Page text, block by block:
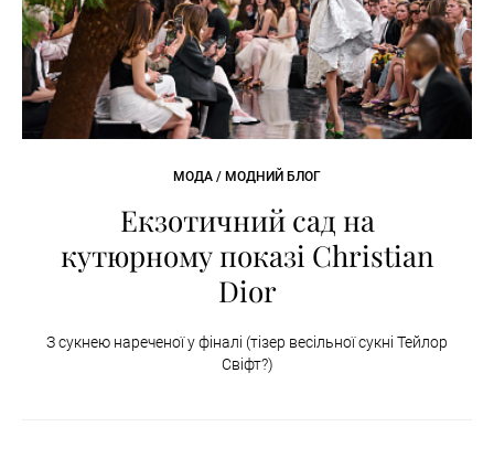
МОДА / МОДНИЙ БЛОГ
Екзотичний сад на
кутюрному показі Christian
Dior
З сукнею нареченої у фіналі (тізер весільної сукні Тейлор
Свіфт?)